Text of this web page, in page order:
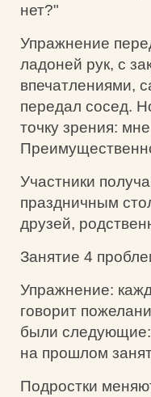
нет?"
Упражнение
ладоней рук, с
впечатлениями,
передал сосед.
точку зрения:
Участники
праздничным
друзей,
Занятие 4
Упражнение:
говорит
были следующие:
на прошлом
Подростки